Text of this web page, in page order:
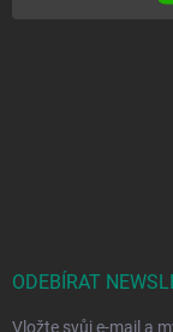
ODEBÍRAT
Vložte svůj e-mail a